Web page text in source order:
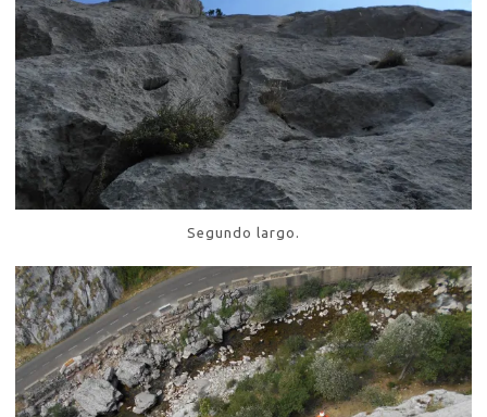
Segundo largo.